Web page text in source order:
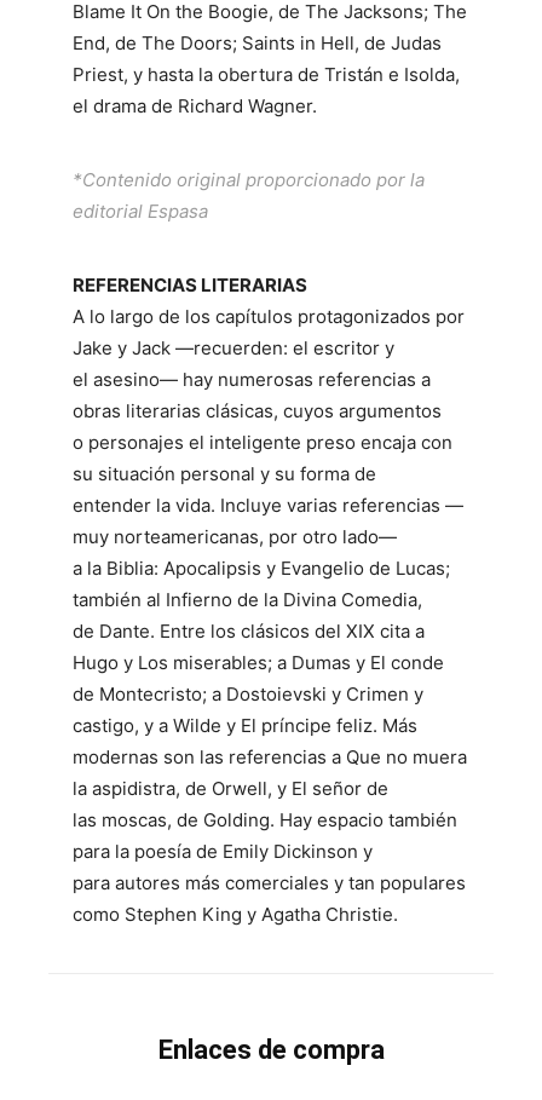
Blame It On the Boogie, de The Jacksons; The
End, de The Doors; Saints in Hell, de Judas
Priest, y hasta la obertura de Tristán e Isolda,
el drama de Richard Wagner.
*Contenido original proporcionado por la
editorial Espasa
REFERENCIAS LITERARIAS
A lo largo de los capítulos protagonizados por
Jake y Jack —recuerden: el escritor y
el asesino— hay numerosas referencias a
obras literarias clásicas, cuyos argumentos
o personajes el inteligente preso encaja con
su situación personal y su forma de
entender la vida. Incluye varias referencias —
muy norteamericanas, por otro lado—
a la Biblia: Apocalipsis y Evangelio de Lucas;
también al Infierno de la Divina Comedia,
de Dante. Entre los clásicos del XIX cita a
Hugo y Los miserables; a Dumas y El conde
de Montecristo; a Dostoievski y Crimen y
castigo, y a Wilde y El príncipe feliz. Más
modernas son las referencias a Que no muera
la aspidistra, de Orwell, y El señor de
las moscas, de Golding. Hay espacio también
para la poesía de Emily Dickinson y
para autores más comerciales y tan populares
como Stephen King y Agatha Christie.
Enlaces de compra